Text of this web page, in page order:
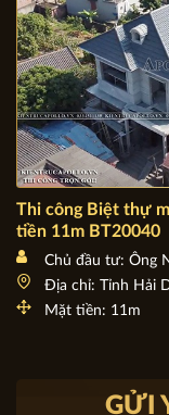
Thi công Biệt thự
BT20040
Mặt tiền: 11m